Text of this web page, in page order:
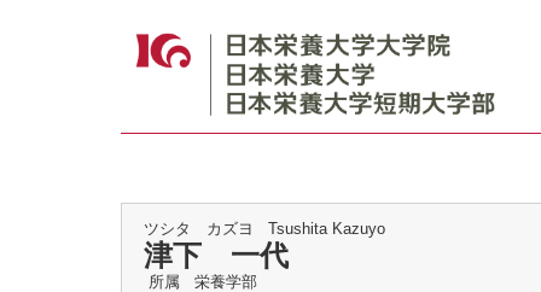
ツシタ カズヨ Tsushita Kazuyo
津下 一代
所属
栄養学部